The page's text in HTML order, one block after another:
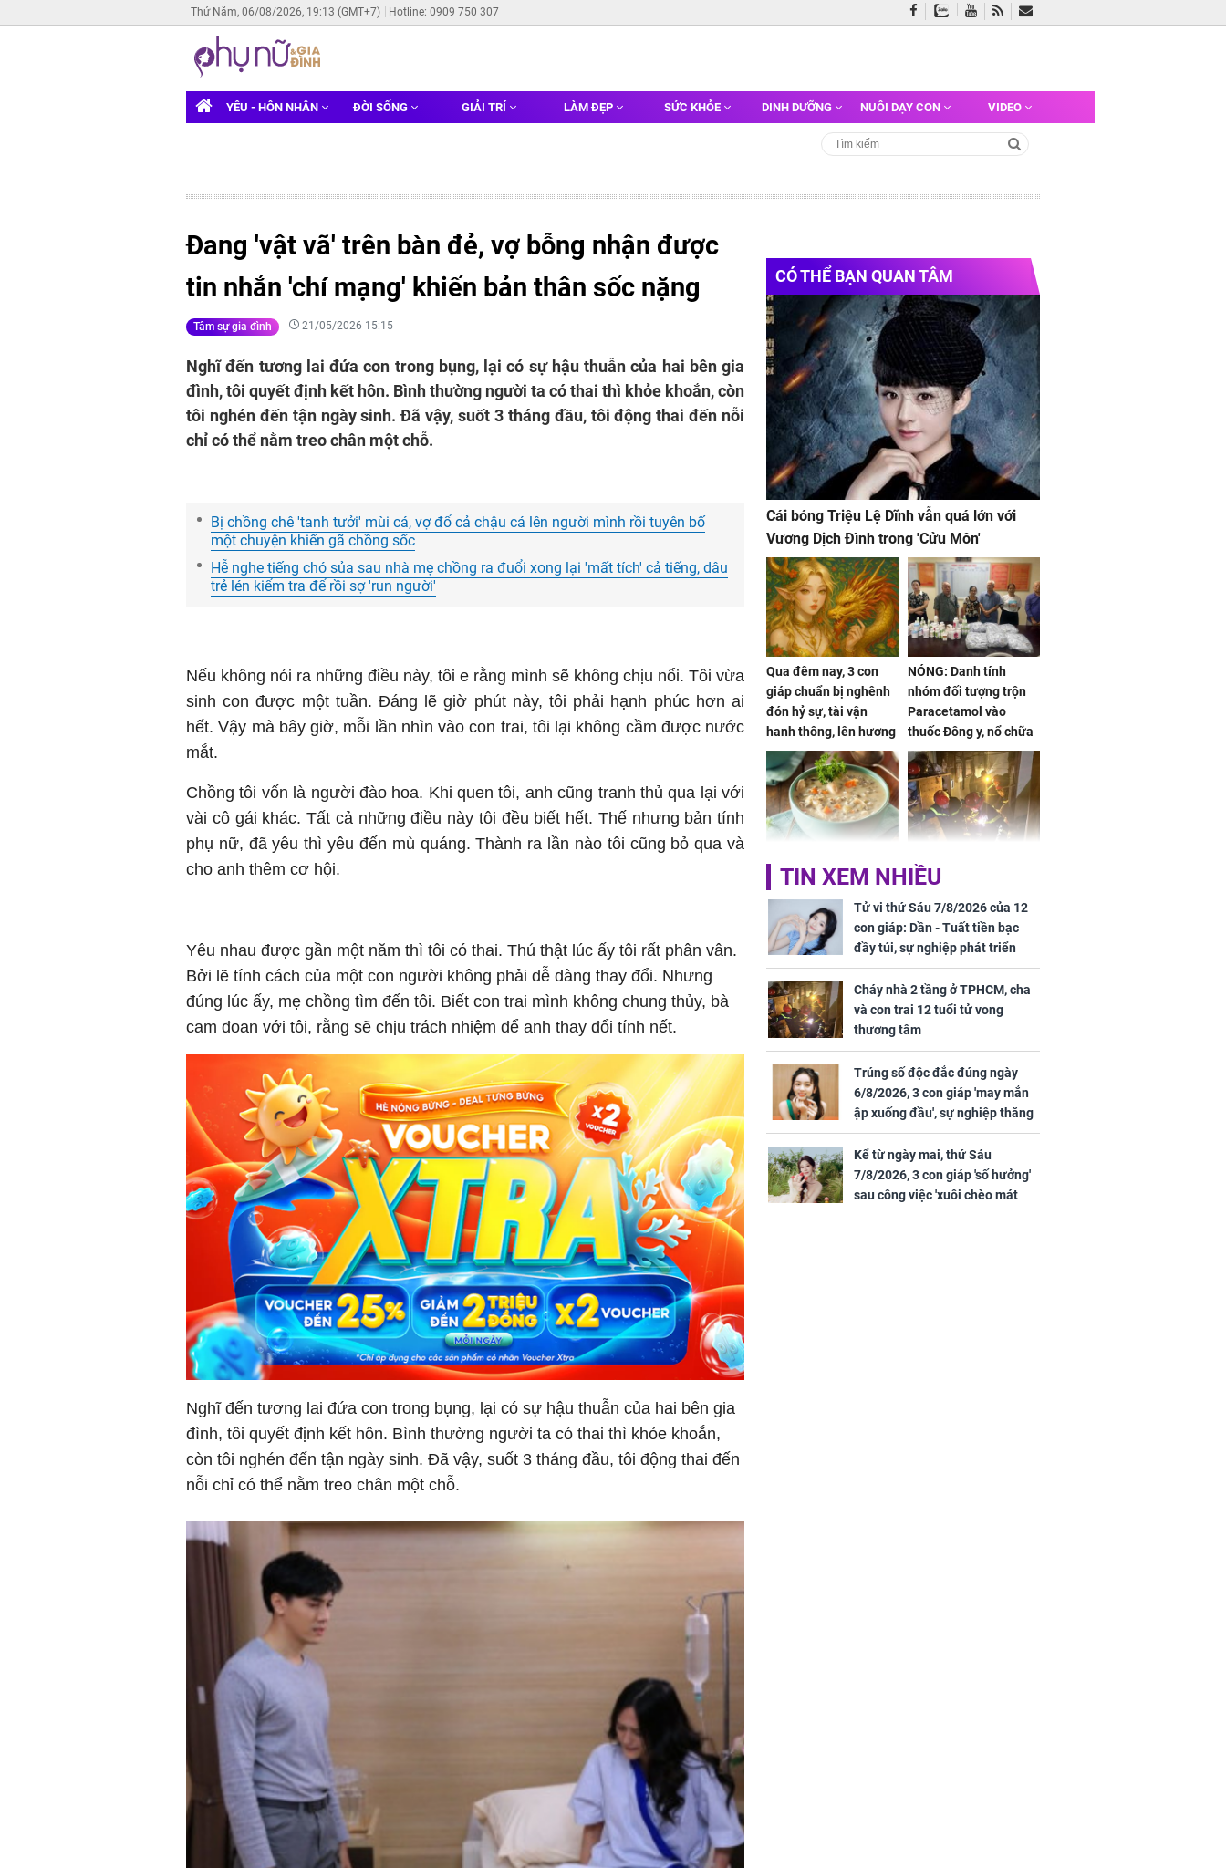
Thứ Năm, 06/08/2026, 19:13 (GMT+7) Hotline: 0909 750 307
YÊU - HÔN NHÂN ĐỜI SỐNG GIẢI TRÍ LÀM ĐẸP SỨC KHỎE DINH DƯỠNG NUÔI DẠY CON VIDEO
Đang 'vật vã' trên bàn đẻ, vợ bỗng nhận được
tin nhắn 'chí mạng' khiến bản thân sốc nặng
Tâm sự gia đình 21/05/2026 15:15
Nghĩ đến tương lai đứa con trong bụng, lại có sự hậu thuẫn của hai bên gia
đình, tôi quyết định kết hôn. Bình thường người ta có thai thì khỏe khoắn, còn
tôi nghén đến tận ngày sinh. Đã vậy, suốt 3 tháng đầu, tôi động thai đến nỗi
chỉ có thể nằm treo chân một chỗ.
Bị chồng chê 'tanh tưởi' mùi cá, vợ đổ cả chậu cá lên người mình rồi tuyên bố
một chuyện khiến gã chồng sốc
Hễ nghe tiếng chó sủa sau nhà mẹ chồng ra đuổi xong lại 'mất tích' cả tiếng, dâu
trẻ lén kiểm tra để rồi sợ 'run người'
Nếu không nói ra những điều này, tôi e rằng mình sẽ không chịu nổi. Tôi vừa
sinh con được một tuần. Đáng lẽ giờ phút này, tôi phải hạnh phúc hơn ai
hết. Vậy mà bây giờ, mỗi lần nhìn vào con trai, tôi lại không cầm được nước
mắt.
Chồng tôi vốn là người đào hoa. Khi quen tôi, anh cũng tranh thủ qua lại với
vài cô gái khác. Tất cả những điều này tôi đều biết hết. Thế nhưng bản tính
phụ nữ, đã yêu thì yêu đến mù quáng. Thành ra lần nào tôi cũng bỏ qua và
cho anh thêm cơ hội.
Yêu nhau được gần một năm thì tôi có thai. Thú thật lúc ấy tôi rất phân vân.
Bởi lẽ tính cách của một con người không phải dễ dàng thay đổi. Nhưng
đúng lúc ấy, mẹ chồng tìm đến tôi. Biết con trai mình không chung thủy, bà
cam đoan với tôi, rằng sẽ chịu trách nhiệm để anh thay đổi tính nết.
Nghĩ đến tương lai đứa con trong bụng, lại có sự hậu thuẫn của hai bên gia
đình, tôi quyết định kết hôn. Bình thường người ta có thai thì khỏe khoắn,
còn tôi nghén đến tận ngày sinh. Đã vậy, suốt 3 tháng đầu, tôi động thai đến
nỗi chỉ có thể nằm treo chân một chỗ.
CÓ THỂ BẠN QUAN TÂM
Cái bóng Triệu Lệ Dĩnh vẫn quá lớn với
Vương Dịch Đình trong 'Cửu Môn'
Qua đêm nay, 3 con
giáp chuẩn bị nghênh
đón hỷ sự, tài vận
hanh thông, lên hương
hóa Rồng hóa Phượng,
gom hết may mắn về
nhà
NÓNG: Danh tính
nhóm đối tượng trộn
Paracetamol vào
thuốc Đông y, nổ chữa
bách bệnh
Giá trị sức khỏe và
cách sử dụng đúng
của loại hạt bình dân
Cháy nhà 2 tầng ở
TPHCM, cha và con
trai 12 tuổi tử vong
thương tâm
Chân dung nam diễn
ứng ngược khi than
nghèo
TIN XEM NHIỀU
Tử vi thứ Sáu 7/8/2026 của 12
con giáp: Dần - Tuất tiền bạc
đầy túi, sự nghiệp phát triển
hưng thịnh, Mão - Thân tài lộc
ảm đạm, mọi sự khó thành công
mỹ mãn
Cháy nhà 2 tầng ở TPHCM, cha
và con trai 12 tuổi tử vong
thương tâm
Trúng số độc đắc đúng ngày
6/8/2026, 3 con giáp 'may mắn
ập xuống đầu', sự nghiệp thăng
tiến vượt bậc, tài lộc phủ kín
đường đi
Kể từ ngày mai, thứ Sáu
7/8/2026, 3 con giáp 'số hưởng'
sau công việc 'xuôi chèo mát